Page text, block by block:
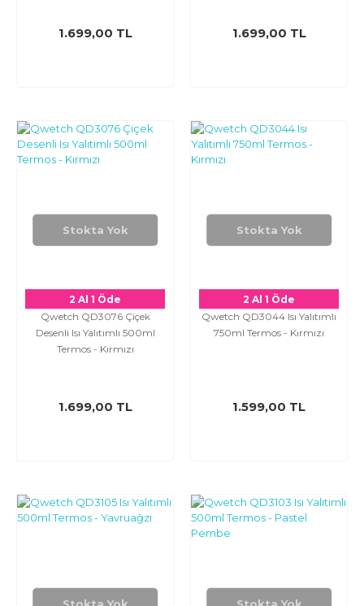
1.699,00 TL 1.699,00 TL
Stokta Yok
2 Al 1 Öde
Qwetch QD3076 Çiçek
Desenli Isı Yalıtımlı 500ml
Termos - Kırmızı
1.699,00 TL
Stokta Yok
2 Al 1 Öde
Qwetch QD3044 Isı Yalıtımlı
750ml Termos - Kırmızı
1.599,00 TL